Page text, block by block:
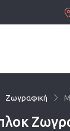
Ζωγραφική